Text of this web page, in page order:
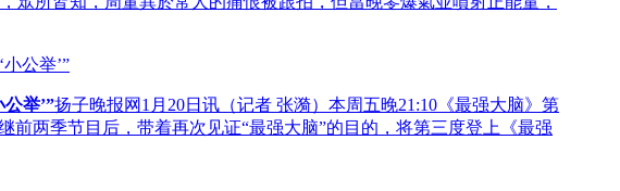
举’”扬子晚报网1月20日讯（记者 张漪）本周五晚21:10《最强大脑》第
前两季节目后，带着再次见证“最强大脑”的目的，将第三度登上《最强